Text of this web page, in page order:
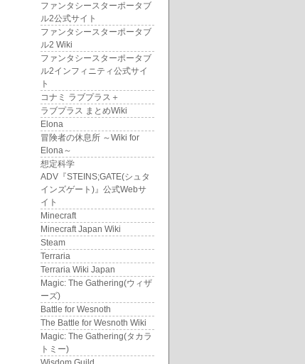
ファンタシースターポータブ
ル2公式サイト
ファンタシースターポータブ
ル2 Wiki
ファンタシースターポータブ
ル2インフィニティ公式サイ
ト
コナミ ラブプラス＋
ラブプラス まとめWiki
Elona
冒険者の休息所 ～Wiki for
Elona～
想定科学
ADV『STEINS;GATE(シュタ
インズゲート)』公式Webサ
イト
Minecraft
Minecraft Japan Wiki
Steam
Terraria
Terraria Wiki Japan
Magic: The Gathering(ウィザ
ーズ)
Battle for Wesnoth
The Battle for Wesnoth Wiki
Magic: The Gathering(タカラ
トミー)